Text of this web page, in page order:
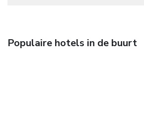
Populaire hotels in de buurt